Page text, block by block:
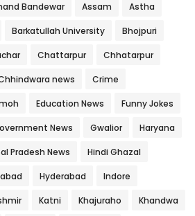
Bandewar Assam Astha
Barkatullah University Bhojpuri
Chattarpur Chhatarpur
news Crime
Education News Funny Jokes
News Gwalior Haryana
Pradesh News Hindi Ghazal
Hyderabad Indore
Katni Khajuraho Khandwa